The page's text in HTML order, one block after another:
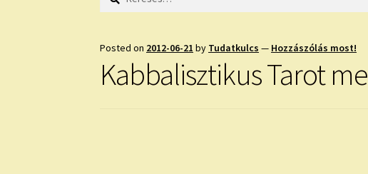
Posted on 2012-06-21 by Tudatkulcs — Hozzászólás most!
Kabbalisztikus Tarot